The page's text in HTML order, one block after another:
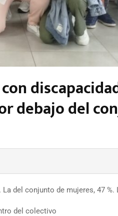
debajo del
del conjunto de mujeres, 47 %.
del colectivo